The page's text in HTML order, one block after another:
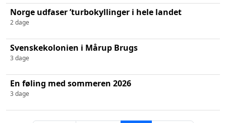
Norge udfaser ’turbokyllinger i hele landet
2 dage
Svenskekolonien i Mårup Brugs
3 dage
En føling med sommeren 2026
3 dage